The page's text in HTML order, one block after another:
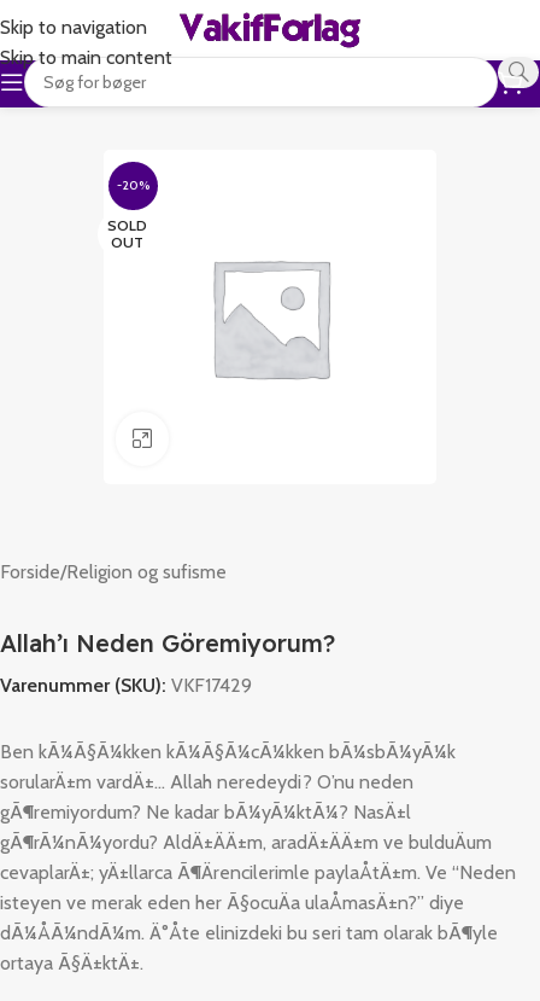
Skip to navigation
Skip to main content
-20%
SOLD
OUT
Forside/Religion og sufisme
Allah’ı Neden Göremiyorum?
Varenummer (SKU): VKF17429
Ben kÃ¼Ã§Ã¼kken kÃ¼Ã§Ã¼cÃ¼kken bÃ¼sbÃ¼yÃ¼k
sorularÄ±m vardÄ±… Allah neredeydi? O’nu neden
gÃ¶remiyordum? Ne kadar bÃ¼yÃ¼ktÃ¼? NasÄ±l
gÃ¶rÃ¼nÃ¼yordu? AldÄ±ÄÄ±m, aradÄ±ÄÄ±m ve bulduÄum
cevaplarÄ±; yÄ±llarca Ã¶Ärencilerimle paylaÅtÄ±m. Ve “Neden
isteyen ve merak eden her Ã§ocuÄa ulaÅmasÄ±n?” diye
dÃ¼ÅÃ¼ndÃ¼m. Ä°Åte elinizdeki bu seri tam olarak bÃ¶yle
ortaya Ã§Ä±ktÄ±.